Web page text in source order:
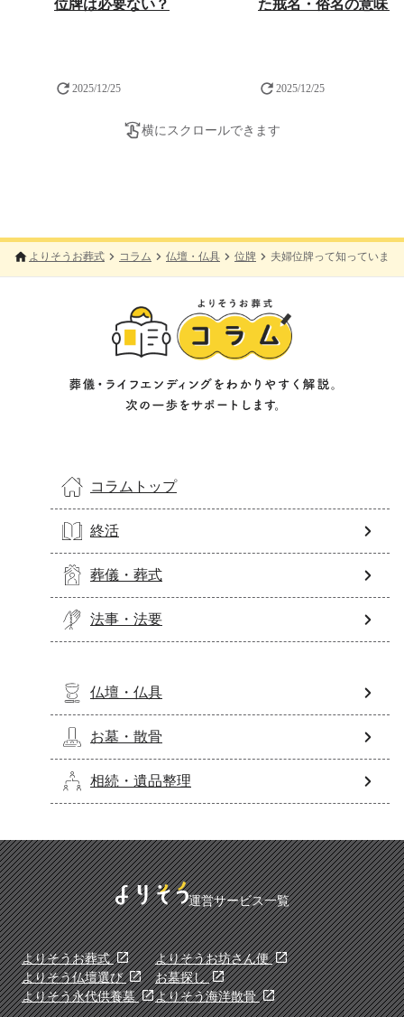
位牌は必要ない？
2025/12/25
た戒名・俗名の意味
2025/12/25
横にスクロールできます
よりそうお葬式 コラム 仏壇・仏具 位牌 夫婦位牌って知っていま
コラムトップ
終活
葬儀・葬式
法事・法要
仏壇・仏具
お墓・散骨
相続・遺品整理
運営サービス一覧
よりそうお葬式
よりそうお坊さん便
よりそう仏壇選び
お墓探し
よりそう永代供養墓
よりそう海洋散骨